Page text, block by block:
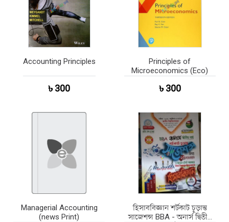
Accounting Principles
৳ 300
Principles of
Microeconomics (Eco)
৳ 300
Managerial Accounting
(news Print)
হিসাববিজ্ঞান শর্টকাট চূড়ান্ত
সাজেশন্স BBA - অনার্স দ্বিতীয়